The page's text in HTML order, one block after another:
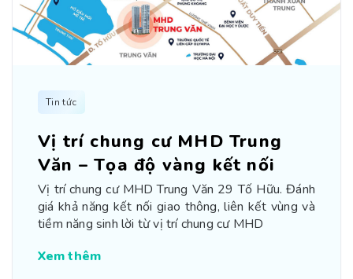
Tin tức
Vị trí chung cư MHD Trung
Văn – Tọa độ vàng kết nối
Vị trí chung cư MHD Trung Văn 29 Tố Hữu. Đánh
giá khả năng kết nối giao thông, liên kết vùng và
tiềm năng sinh lời từ vị trí chung cư MHD
Xem thêm